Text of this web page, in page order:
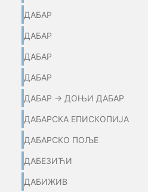
ДАБАР
ДАБАР
ДАБАР
ДАБАР
ДАБАР → ДОЊИ ДАБАР
ДАБАРСКА ЕПИСКОПИЈА
ДАБАРСКО ПОЉЕ
ДАБЕЗИЋИ
ДАБИЖИВ